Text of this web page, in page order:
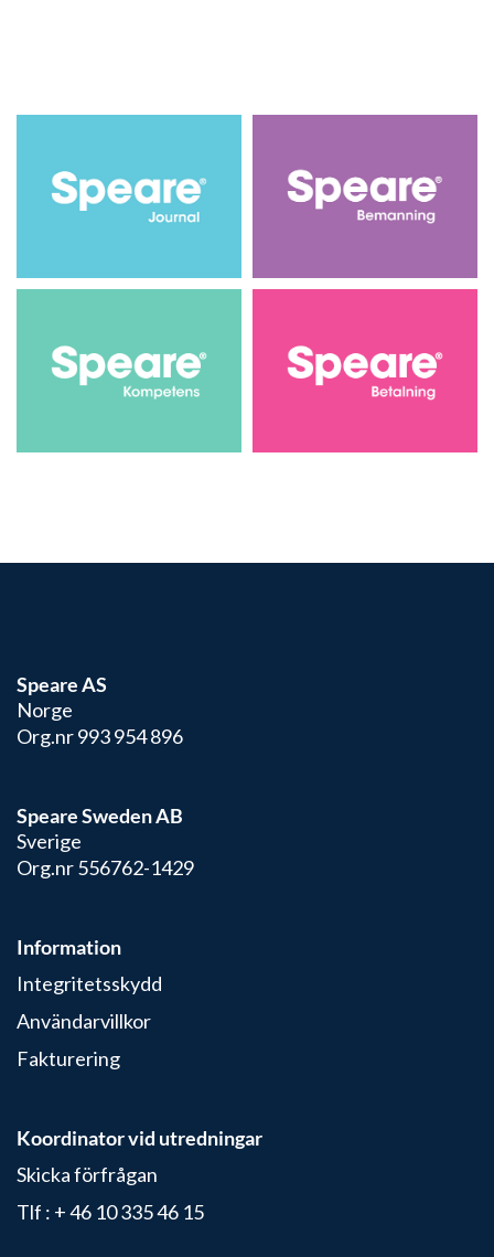
Speare AS
Norge
Org.nr 993 954 896
Speare Sweden AB
Sverige
Org.nr 556762-1429
Information
Integritetsskydd
Användarvillkor
Fakturering
Koordinator vid utredningar
Skicka förfrågan
Tlf : + 46 10 335 46 15